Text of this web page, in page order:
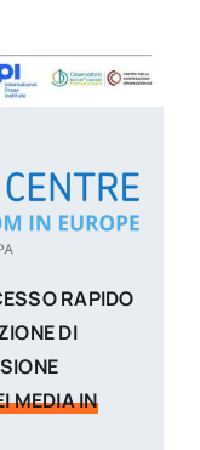
RAPIDO
DI
MEDIA IN